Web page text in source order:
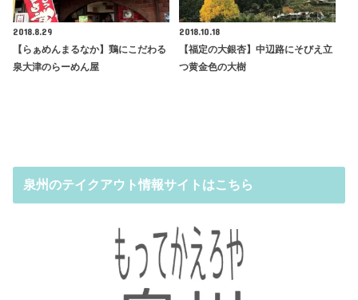
2018.8.29
【らぁめんまるなか】鶏にこだわる
泉大津のらーめん屋
2018.10.18
【福定の大銀杏】中辺路にそびえ立
つ黄金色の大樹
泉州のテイクアウト情報サイトはこちら